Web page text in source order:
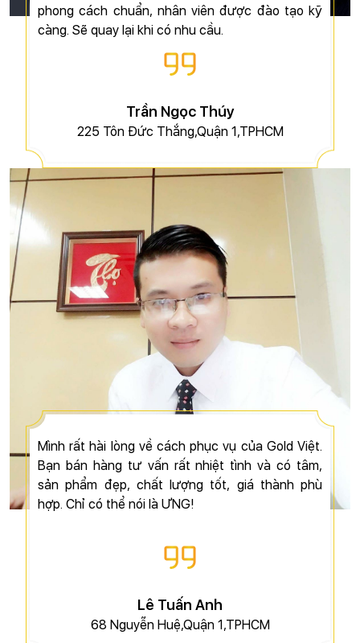
phong cách chuẩn, nhân viên được đào tạo kỹ
càng. Sẽ quay lại khi có nhu cầu.
Trần Ngọc Thúy
225 Tôn Đức Thắng,Quận 1,TPHCM
Mình rất hài lòng về cách phục vụ của Gold Việt.
Bạn bán hàng tư vấn rất nhiệt tình và có tâm,
sản phẩm đẹp, chất lượng tốt, giá thành phù
hợp. Chỉ có thể nói là ƯNG!
Lê Tuấn Anh
68 Nguyễn Huệ,Quận 1,TPHCM